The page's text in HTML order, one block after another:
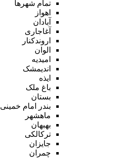
تمام شهر‌ها
اهواز
آبادان
آغاجاری
اروندکنار
الوان
امیدیه
اندیمشک
ایذه
باغ ملک
بستان
بندر امام خمینی
ماهشهر
بهبهان
ترکالکی
جایزان
چمران